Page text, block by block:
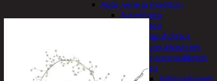
Auto, vene ja moottori
Autonhoito
Auton
sisäpuhdistus
Ilmanraikastimet
Korjausmaalikynät
Pesu
Kiillotuskoneet